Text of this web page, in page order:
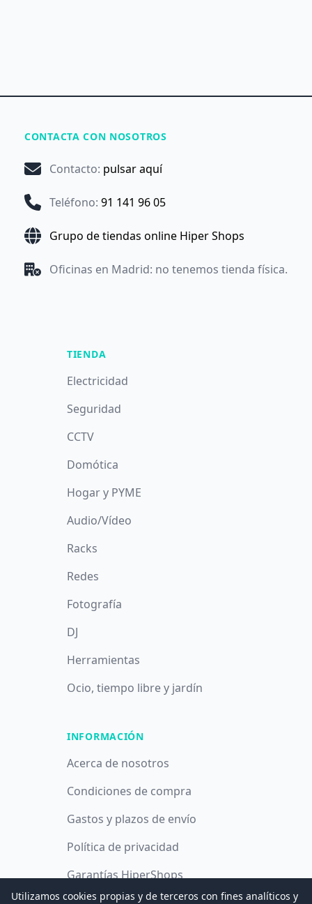
CONTACTA CON NOSOTROS
Contacto: pulsar aquí
Teléfono: 91 141 96 05
Grupo de tiendas online Hiper Shops
Oficinas en Madrid: no tenemos tienda física.
TIENDA
Electricidad
Seguridad
CCTV
Domótica
Hogar y PYME
Audio/Vídeo
Racks
Redes
Fotografía
DJ
Herramientas
Ocio, tiempo libre y jardín
INFORMACIÓN
Acerca de nosotros
Condiciones de compra
Gastos y plazos de envío
Política de privacidad
Garantías HiperShops
Utilizamos cookies propias y de terceros con fines analíticos y